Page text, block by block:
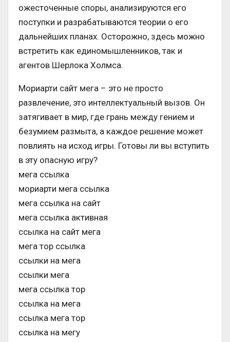
ожесточенные споры, анализируются его
поступки и разрабатываются теории о его
дальнейших планах. Осторожно, здесь можно
встретить как единомышленников, так и
агентов Шерлока Холмса.
Мориарти сайт мега – это не просто
развлечение, это интеллектуальный вызов. Он
затягивает в мир, где грань между гением и
безумием размыта, а каждое решение может
повлиять на исход игры. Готовы ли вы вступить
в эту опасную игру?
мега ссылка
мориарти мега ссылка
мега ссылка на сайт
мега ссылка активная
ссылка на сайт мега
мега тор ссылка
ссылки на мега
ссылки мега
мега ссылка тор
ссылка на мега
ссылка мега тор
ссылка на мегу